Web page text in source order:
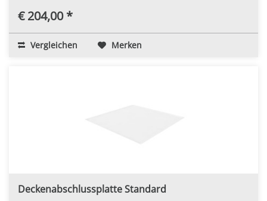
€ 204,00 *
Vergleichen Merken
Deckenabschlussplatte Standard